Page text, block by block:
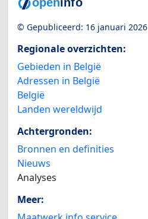
© Gepubliceerd: 16 januari 2026
Regionale overzichten:
Gebieden in België
Adressen in België
België
Landen wereldwijd
Achtergronden:
Bronnen en definities
Nieuws
Analyses
Meer: